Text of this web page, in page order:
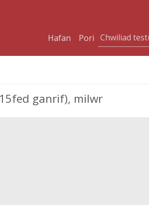
Hafan
Pori
15fed ganrif), milwr